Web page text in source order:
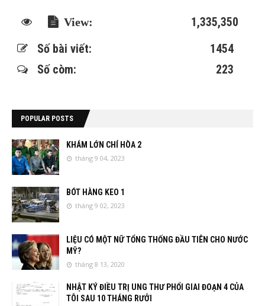
1,335,350
Số bài viết:
1454
Số còm:
223
POPULAR POSTS
KHÁM LỚN CHÍ HÒA 2
tháng 9 04, 2023
BÓT HÀNG KEO 1
tháng 9 02, 2023
LIỆU CÓ MỘT NỮ TỔNG THỐNG ĐẦU TIÊN CHO NƯỚC
MỸ?
tháng 8 13, 2020
NHẬT KÝ ĐIỀU TRỊ UNG THƯ PHỔI GIAI ĐOẠN 4 CỦA
TÔI SAU 10 THÁNG RƯỞI